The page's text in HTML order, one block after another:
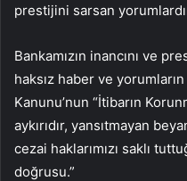
prestijini sarsan
Bankamızın inancını ve
haksız haber ve yorumların
Kanunu’nun “İtibarın
aykırıdır, yansıtmayan
cezai haklarımızı saklı
doğrusu.”